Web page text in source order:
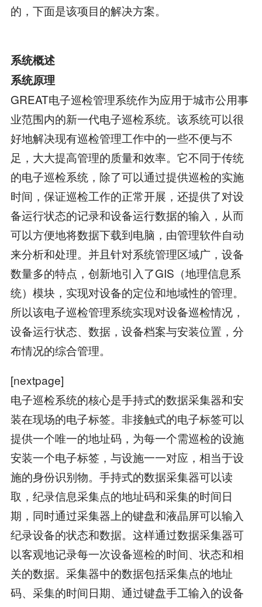
的，下面是该项目的解决方案。
系统概述
系统原理
GREAT电子巡检管理系统作为应用于城市公用事
业范围内的新一代电子巡检系统。该系统可以很
好地解决现有巡检管理工作中的一些不便与不
足，大大提高管理的质量和效率。它不同于传统
的电子巡检系统，除了可以通过提供巡检的实施
时间，保证巡检工作的正常开展，还提供了对设
备运行状态的记录和设备运行数据的输入，从而
可以方便地将数据下载到电脑，由管理软件自动
来分析和处理。并且针对系统管理区域广，设备
数量多的特点，创新地引入了GIS（地理信息系
统）模块，实现对设备的定位和地域性的管理。
所以该电子巡检管理系统实现对设备巡检情况，
设备运行状态、数据，设备档案与安装位置，分
布情况的综合管理。
[nextpage]
电子巡检系统的核心是手持式的数据采集器和安
装在现场的电子标签。非接触式的电子标签可以
提供一个唯一的地址码，为每一个需巡检的设施
安装一个电子标签，与设施一一对应，相当于设
施的身份识别物。手持式的数据采集器可以读
取，纪录信息采集点的地址码和采集的时间日
期，同时通过采集器上的键盘和液晶屏可以输入
纪录设备的状态和数据。这样通过数据采集器可
以客观地记录每一次设备巡检的时间、状态和相
关的数据。采集器中的数据包括采集点的地址
码、采集的时间日期、通过键盘手工输入的设备